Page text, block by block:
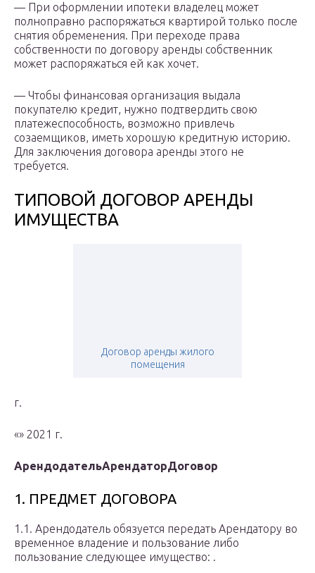
— При оформлении ипотеки владелец может
полноправно распоряжаться квартирой только после
снятия обременения. При переходе права
собственности по договору аренды собственник
может распоряжаться ей как хочет.
— Чтобы финансовая организация выдала
покупателю кредит, нужно подтвердить свою
платежеспособность, возможно привлечь
созаемщиков, иметь хорошую кредитную историю.
Для заключения договора аренды этого не
требуется.
ТИПОВОЙ ДОГОВОР АРЕНДЫ
ИМУЩЕСТВА
Договор аренды жилого
помещения
г.
«» 2021 г.
АрендодательАрендаторДоговор
1. ПРЕДМЕТ ДОГОВОРА
1.1. Арендодатель обязуется передать Арендатору во
временное владение и пользование либо
пользование следующее имущество: .